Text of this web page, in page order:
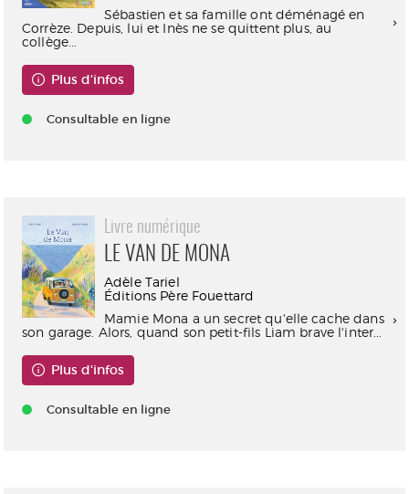
Sébastien et sa famille ont déménagé en
Corrèze. Depuis, lui et Inès ne se quittent plus, au
collège...
Plus d'infos
Consultable en ligne
Livre numérique
LE VAN DE MONA
Adèle Tariel
Éditions Père Fouettard
Mamie Mona a un secret qu'elle cache dans
son garage. Alors, quand son petit-fils Liam brave l'inter...
Plus d'infos
Consultable en ligne